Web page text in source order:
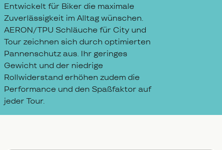
Entwickelt für Biker die maximale
Zuverlässigkeit im Alltag wünschen.
AERON/TPU Schläuche für City und
Tour zeichnen sich durch optimierten
Pannenschutz aus. Ihr geringes
Gewicht und der niedrige
Rollwiderstand erhöhen zudem die
Performance und den Spaßfaktor auf
jeder Tour.